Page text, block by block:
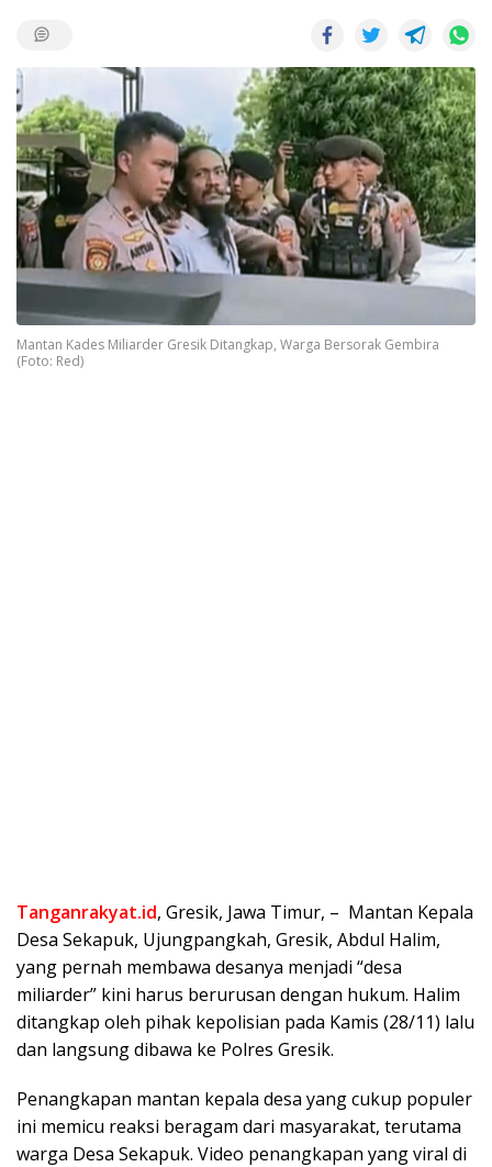
Mantan Kades Miliarder Gresik Ditangkap, Warga Bersorak Gembira
(Foto: Red)
Tanganrakyat.id, Gresik, Jawa Timur, – Mantan Kepala
Desa Sekapuk, Ujungpangkah, Gresik, Abdul Halim,
yang pernah membawa desanya menjadi “desa
miliarder” kini harus berurusan dengan hukum. Halim
ditangkap oleh pihak kepolisian pada Kamis (28/11) lalu
dan langsung dibawa ke Polres Gresik.
Penangkapan mantan kepala desa yang cukup populer
ini memicu reaksi beragam dari masyarakat, terutama
warga Desa Sekapuk. Video penangkapan yang viral di